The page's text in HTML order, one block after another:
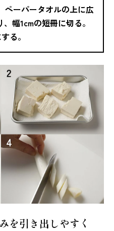
ペーパータオルの上に広
幅1cmの短冊に切る。
る。
を引き出しやすく